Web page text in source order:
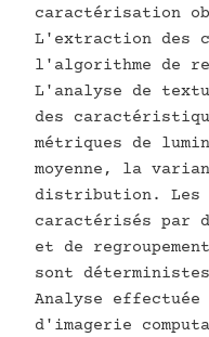
caractérisation
L'extraction des
l'algorithme de
L'analyse de
des
métriques de
moyenne, la
distribution. Les
caractérisés par
et de
sont
Analyse effectuée
d'imagerie